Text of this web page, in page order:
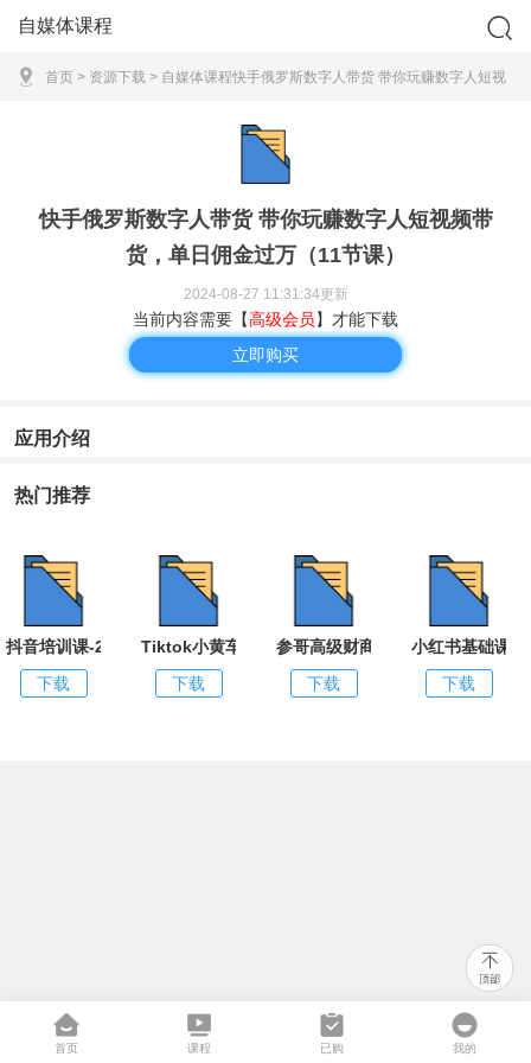
自媒体课程
首页 > 资源下载 > 自媒体课程快手俄罗斯数字人带货 带你玩赚数字人短视
快手俄罗斯数字人带货 带你玩赚数字人短视频带
货，单日佣金过万（11节课）
2024-08-27 11:31:34更新
当前内容需要【高级会员】才能下载
立即购买
应用介绍
热门推荐
抖音培训课-2023最新课程直播算法逆向解密
下载
Tiktok小黄车带货视频课程 Tiktok跨境电商（全套）
下载
参哥高级财商课-价值9980元
下载
小红书基础课+
下载
首页 课程 已购 我的